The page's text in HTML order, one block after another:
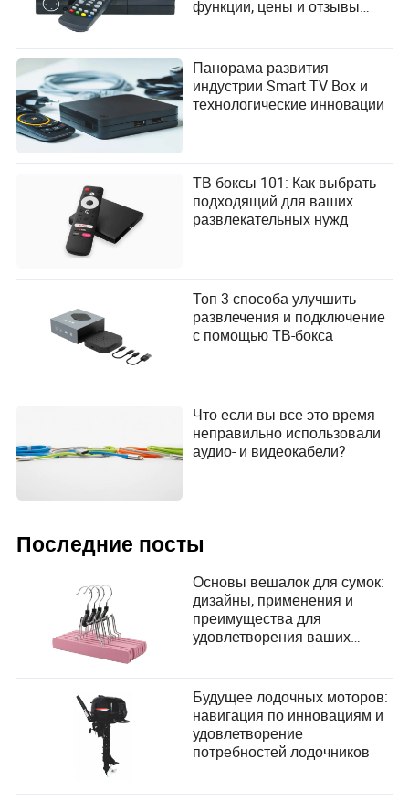
пищевой промышленности. Его обширные знания
в этой области позволяют ему предоставлять
ценные инсайты по стратегиям закупок,
отраслевым тенденциям и анализу рынка, помогая
читателям принимать обоснованные решения в
секторе сельскохозяйственной продукции.
функции, цены и отзывы
Панорама развития
индустрии Smart TV Box и
технологические инновации
ТВ-боксы 101: Как выбрать
подходящий для ваших
развлекательных нужд
Топ-3 способа улучшить
развлечения и подключение
с помощью ТВ-бокса
Что если вы все это время
неправильно использовали
аудио- и видеокабели?
Последние посты
Основы вешалок для сумок:
дизайны, применения и
преимущества для
удовлетворения ваших
потребностей
Будущее лодочных моторов:
навигация по инновациям и
удовлетворение
потребностей лодочников